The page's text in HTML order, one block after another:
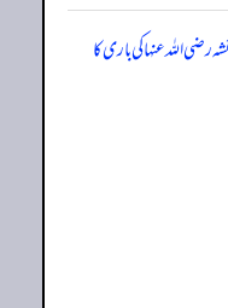
اللہ عنہا کی باری کا